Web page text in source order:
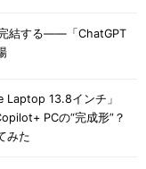
結する――「ChatGPT
Laptop 13.8インチ」
PCの“完成形”？
みた